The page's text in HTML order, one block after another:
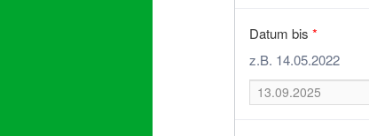
Datum bis *
z.B. 14.05.2022